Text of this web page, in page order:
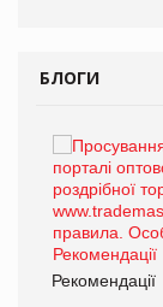
БЛОГИ
Рекомендації